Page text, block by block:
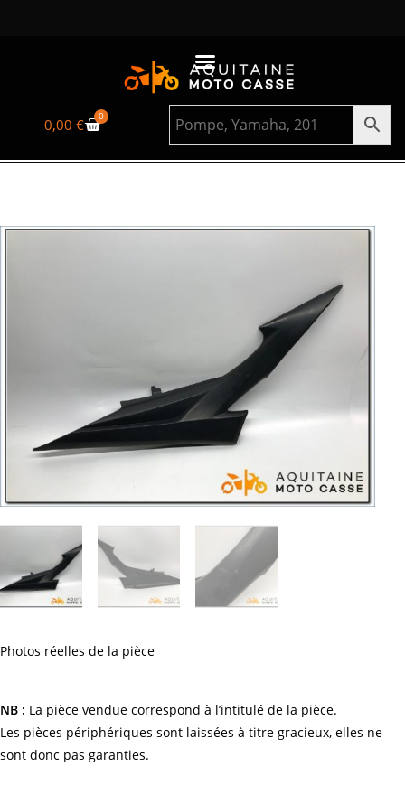
0,00€ 0
Photos réelles de la pièce
NB : La pièce vendue correspond à l’intitulé de la pièce.
Les pièces périphériques sont laissées à titre gracieux, elles ne
sont donc pas garanties.